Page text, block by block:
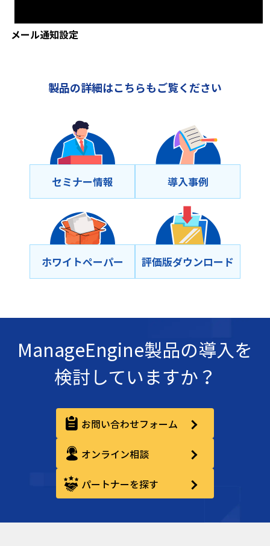
メール通知設定
製品の詳細はこちらもご覧ください
セミナー情報 導⼊事例
ホワイトペーパー 評価版ダウンロード
ManageEngine製品の導入を
検討していますか？
お問い合わせフォーム
オンライン相談
パートナーを探す